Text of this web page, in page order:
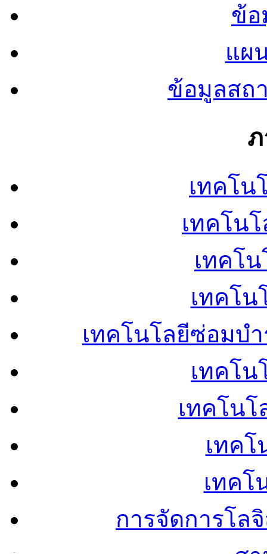
ข้อ
แผ
ข้อมูลสถ
เทคโน
เทคโน
เทคโ
เทคโน
เทคโนโลยีซ่อมบ
เทคโน
เทคโน
เทคโ
เทคโ
การจัดการโล